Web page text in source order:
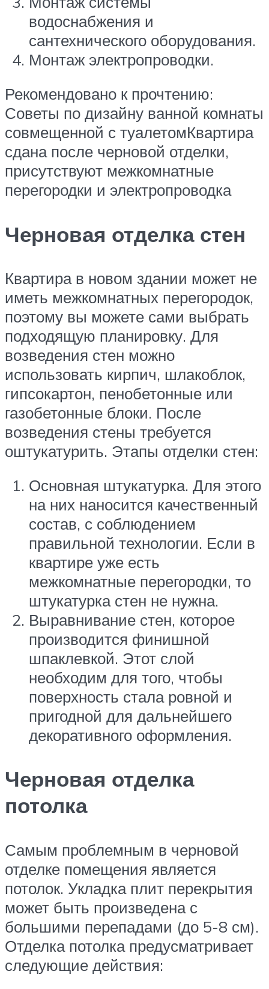
водоснабжения и
сантехнического оборудования.
Монтаж электропроводки.
Рекомендовано к прочтению:
Советы по дизайну ванной комнаты
совмещенной с туалетомКвартира
сдана после черновой отделки,
присутствуют межкомнатные
перегородки и электропроводка
Черновая отделка стен
Квартира в новом здании может не
иметь межкомнатных перегородок,
поэтому вы можете сами выбрать
подходящую планировку. Для
возведения стен можно
использовать кирпич, шлакоблок,
гипсокартон, пенобетонные или
газобетонные блоки. После
возведения стены требуется
оштукатурить. Этапы отделки стен:
Основная штукатурка. Для этого
на них наносится качественный
состав, с соблюдением
правильной технологии. Если в
квартире уже есть
межкомнатные перегородки, то
штукатурка стен не нужна.
Выравнивание стен, которое
производится финишной
шпаклевкой. Этот слой
необходим для того, чтобы
поверхность стала ровной и
пригодной для дальнейшего
декоративного оформления.
Черновая отделка
потолка
Самым проблемным в черновой
отделке помещения является
потолок. Укладка плит перекрытия
может быть произведена с
большими перепадами (до 5-8 см).
Отделка потолка предусматривает
следующие действия: